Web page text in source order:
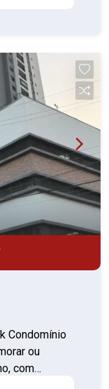
Condomínio
com